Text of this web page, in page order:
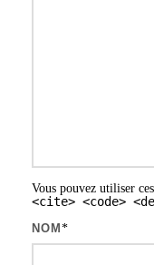
Vous pouvez utiliser ces
<cite> <code>
NOM *